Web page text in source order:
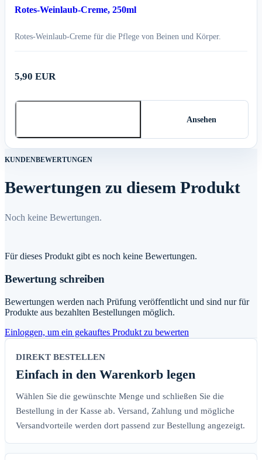
Rotes-Weinlaub-Creme, 250ml
Rotes-Weinlaub-Creme für die Pflege von Beinen und Körper.
5,90 EUR
Ansehen
KUNDENBEWERTUNGEN
Bewertungen zu diesem Produkt
Noch keine Bewertungen.
Für dieses Produkt gibt es noch keine Bewertungen.
Bewertung schreiben
Bewertungen werden nach Prüfung veröffentlicht und sind nur für
Produkte aus bezahlten Bestellungen möglich.
Einloggen, um ein gekauftes Produkt zu bewerten
DIREKT BESTELLEN
Einfach in den Warenkorb legen
Wählen Sie die gewünschte Menge und schließen Sie die
Bestellung in der Kasse ab. Versand, Zahlung und mögliche
Versandvorteile werden dort passend zur Bestellung angezeigt.